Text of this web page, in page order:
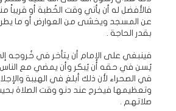
فالأفضل له أن يأتي وقت الخُطبة أو قريباً منه
عن المسجد ويخشى من العوارض أو ما
بقدر الحاجة .
فينبغي على الإمام أن يتأخر في خُروجه
يُسن في حقه أن يُبكر وأن يمضي مع
في الصحراء لأن ذلك أبلغ في الهيبة
وتعظيمها فيخرج عند دنو وقت الصلاة
صلاتهم .